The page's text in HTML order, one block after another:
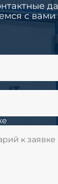
с вами